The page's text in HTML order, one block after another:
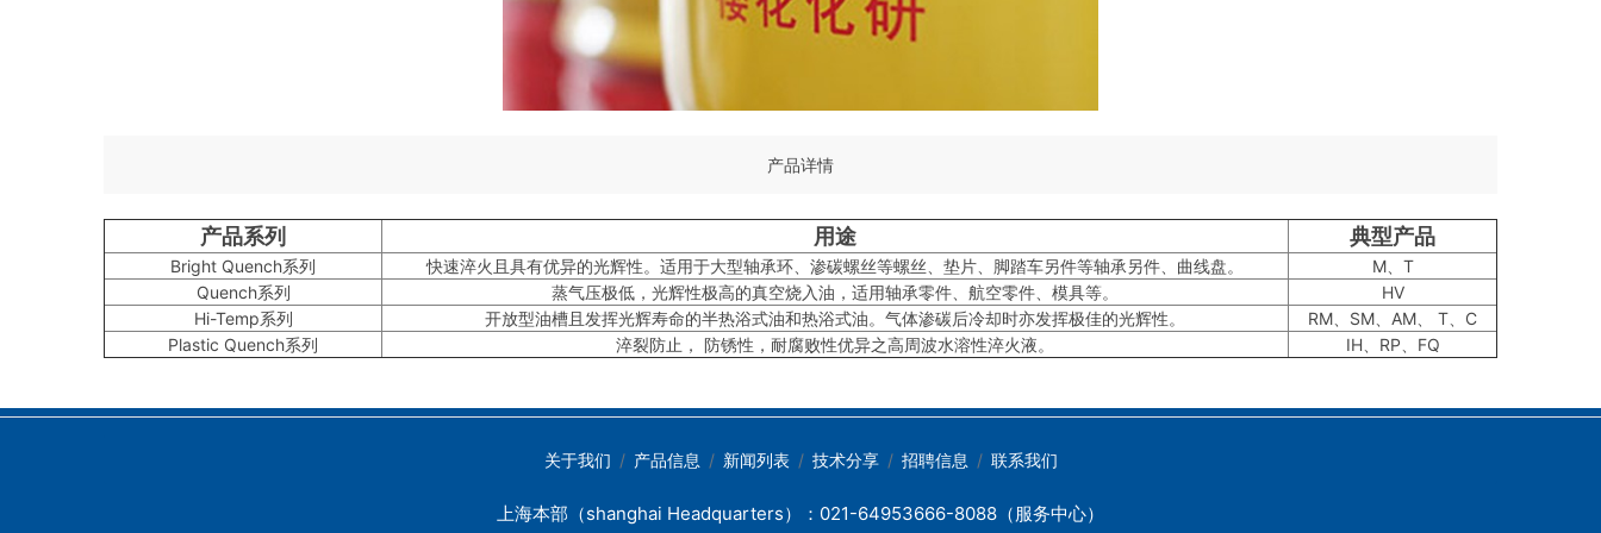
产品详情
产品系列 用途 典型产品
Bright Quench系列 快速淬火且具有优异的光辉性。适用于大型轴承环、渗碳螺丝等螺丝、垫片、脚踏车另件等轴承另件、曲线盘。
M、T
Quench系列
蒸气压极低，光辉性极高的真空烧入油，适用轴承零件、航空零件、模具等。
HV
Hi-Temp系列
开放型油槽且发挥光辉寿命的半热浴式油和热浴式油。气体渗碳后冷却时亦发挥极佳的光辉性。
RM、SM、AM、 T、C
Plastic Quench系列
淬裂防止， 防锈性，耐腐败性优异之高周波水溶性淬火液。 IH、RP、FQ
关于我们 产品信息 新闻列表 技术分享 招聘信息 联系我们
上海本部（shanghai Headquarters）：021-64953666-8088（服务中心）